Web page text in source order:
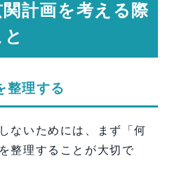
関計画を考える際
整理する
ないためには、まず「何
整理することが大切で